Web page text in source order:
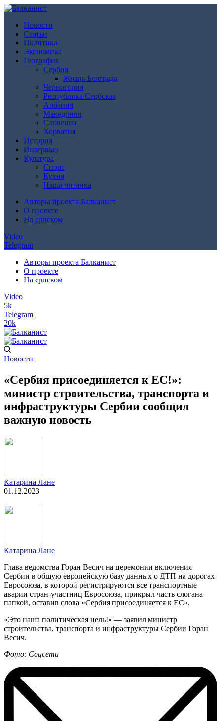
Новости
Статьи
Политика
Экономика
География
Сербия
Жизнь Белграда
Черногория
Республика Сербская
Албания
Македония
Словения
Хорватия
История
Интервью
Культура
Спорт
Кухня
Наша читанка
Авторы проекта Балканист
О проекте
На српском
Video
Telegram
Авторы проекта Балканист
О проекте
На српском
Video
5k
Telegram
20k
Новости
«Сербия присоединяется к ЕС!»:
министр строительства, транспорта и
инфраструктуры Сербии сообщил
важную новость
Катарина Лане
01.12.2023
Катарина Лане
Глава ведомства Горан Весич на церемонии включения
Сербии в общую европейскую базу данных о ДТП на дорогах
Евросоюза, в которой регистрируются все транспортные
аварии стран-участниц Евросоюза, прикрыл часть слогана
папкой, оставив слова «Сербия присоединяется к ЕС».
«Это наша политическая цель!» — заявил министр
строительства, транспорта и инфраструктуры Сербии Горан
Весич.
Фото: Соцсети